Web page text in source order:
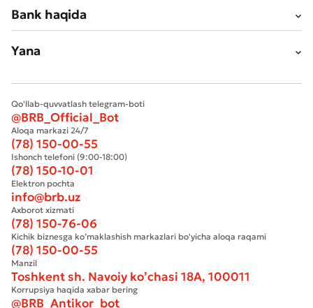
Bank haqida
Yana
Qo'llab-quvvatlash telegram-boti
@BRB_Official_Bot
Aloqa markazi 24/7
(78) 150-00-55
Ishonch telefoni (9:00-18:00)
(78) 150-10-01
Elektron pochta
info@brb.uz
Axborot xizmati
(78) 150-76-06
Kichik biznesga ko’maklashish markazlari bo'yicha aloqa raqami
(78) 150-00-55
Manzil
Toshkent sh. Navoiy ko’chasi 18А, 100011
Korrupsiya haqida xabar bering
@BRB_Antikor_bot